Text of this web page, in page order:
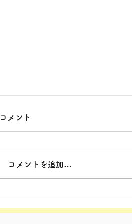
第271回 music house bear 代
表 井熊 優喜さん
コメント
コメントを追加…